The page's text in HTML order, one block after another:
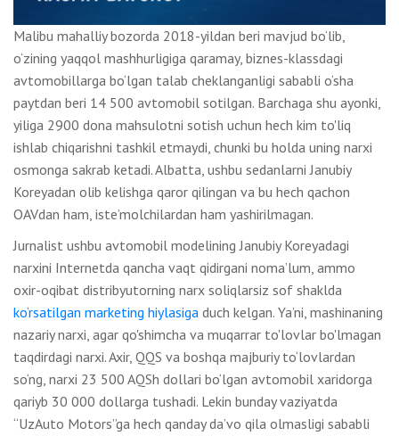
Malibu mahalliy bozorda 2018-yildan beri mavjud bo‘lib,
o‘zining yaqqol mashhurligiga qaramay, biznes-klassdagi
avtomobillarga bo‘lgan talab cheklanganligi sababli o‘sha
paytdan beri 14 500 avtomobil sotilgan. Barchaga shu ayonki,
yiliga 2900 dona mahsulotni sotish uchun hech kim to'liq
ishlab chiqarishni tashkil etmaydi, chunki bu holda uning narxi
osmonga sakrab ketadi. Albatta, ushbu sedanlarni Janubiy
Koreyadan olib kelishga qaror qilingan va bu hech qachon
OAVdan ham, iste’molchilardan ham yashirilmagan.
Jurnalist ushbu avtomobil modelining Janubiy Koreyadagi
narxini Internetda qancha vaqt qidirgani noma’lum, ammo
oxir-oqibat distribyutorning narx soliqlarsiz sof shaklda
ko‘rsatilgan marketing hiylasiga duch kelgan. Ya’ni, mashinaning
nazariy narxi, agar qo'shimcha va muqarrar to'lovlar bo'lmagan
taqdirdagi narxi. Axir, QQS va boshqa majburiy to‘lovlardan
so‘ng, narxi 23 500 AQSh dollari bo‘lgan avtomobil xaridorga
qariyb 30 000 dollarga tushadi. Lekin bunday vaziyatda
“UzAuto Motors”ga hech qanday da’vo qila olmasligi sababli